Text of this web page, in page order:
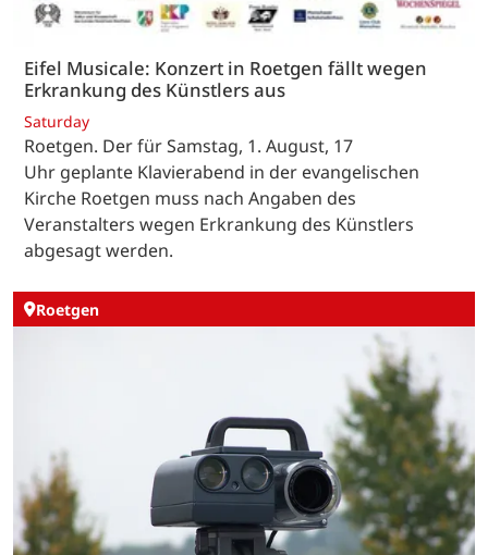
Eifel Musicale: Konzert in Roetgen fällt wegen
Erkrankung des Künstlers aus
Saturday
Roetgen. Der für Samstag, 1. August, 17
Uhr geplante Klavierabend in der evangelischen
Kirche Roetgen muss nach Angaben des
Veranstalters wegen Erkrankung des Künstlers
abgesagt werden.
Roetgen